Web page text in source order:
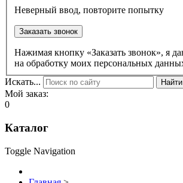
Неверный ввод, повторите попытку
Заказать звонок
Нажимая кнопку «Заказать звонок», я
на обработку моих персональных
Искать...
Найти
Мой заказ:
0
Каталог
Toggle Navigation